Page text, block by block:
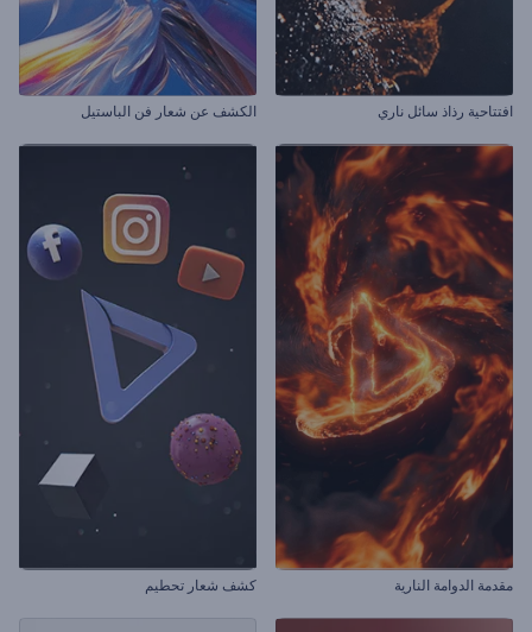
افتتاحية رذاذ سائل ناري الكشف عن شعار فن الباستيل
مقدمة الدوامة النارية كشف شعار تحطيم